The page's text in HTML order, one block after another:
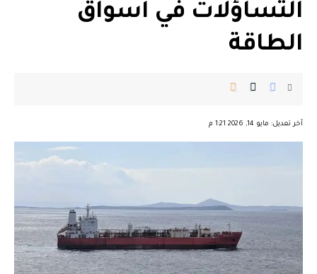
التساؤلات في أسواق
الطاقة
آخر تعديل: مايو 14, 2026 1:21 م